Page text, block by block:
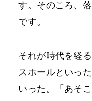
す。そのころ、
です。
それが時代を経
スホールといっ
いった。「あそ